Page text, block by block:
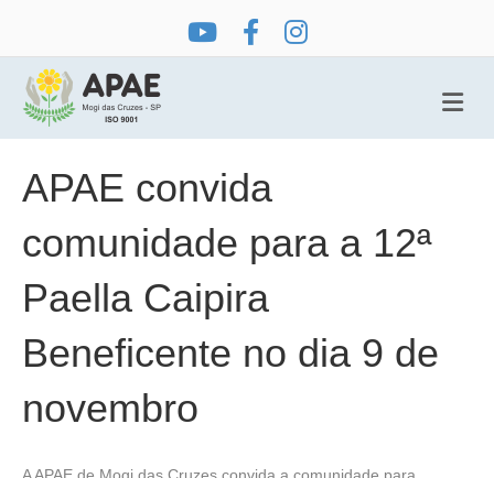
APAE convida
comunidade para a 12ª
Paella Caipira
Beneficente no dia 9 de
novembro